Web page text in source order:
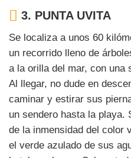
3. PUNTA UVITA
Se localiza a unos 60
un recorrido lleno de
a la orilla del mar, con una
Al llegar, no dude en
caminar y estirar sus
un sendero hasta la playa.
de la inmensidad del color
el verde azulado de sus